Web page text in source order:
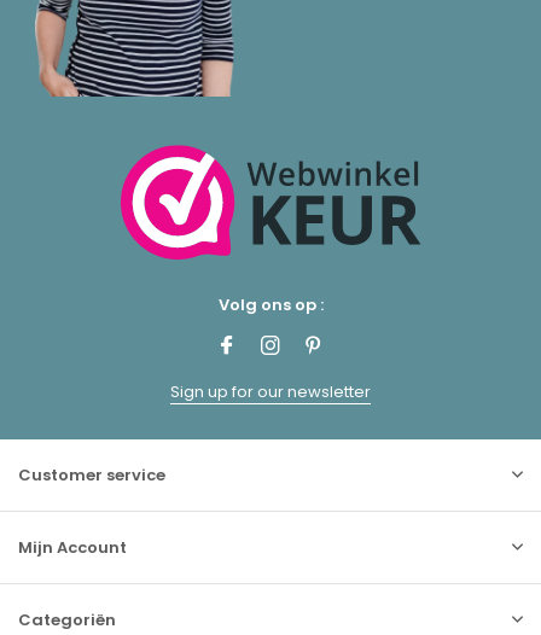
Volg ons op :
Sign up for our newsletter
Customer service
Mijn Account
Categoriën